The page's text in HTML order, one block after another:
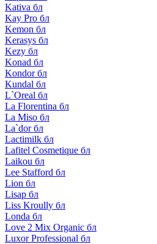
Kativa бл
Kay Pro бл
Kemon бл
Kerasys бл
Kezy бл
Konad бл
Kondor бл
Kundal бл
L`Oreal бл
La Florentina бл
La Miso бл
La`dor бл
Lactimilk бл
Lafitel Cosmetique бл
Laikou бл
Lee Stafford бл
Lion бл
Lisap бл
Liss Kroully бл
Londa бл
Love 2 Mix Organic бл
Luxor Professional бл